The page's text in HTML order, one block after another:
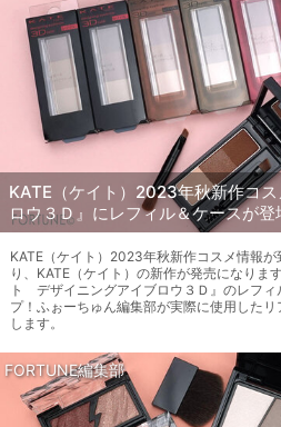
KATE（ケイト）2023年秋新作コ
ロウ３Ｄ』にレフィル＆ケースが登
KATE（ケイト）2023年秋新作コスメ情報
り、KATE（ケイト）の新作が発売になりま
ト デザイニングアイブロウ３Ｄ』のレフィ
プ！ふぉーちゅん編集部が実際に使用した
します。
FORTUNE編集部